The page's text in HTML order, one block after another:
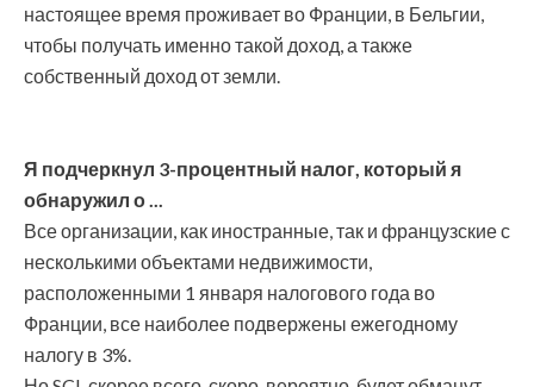
настоящее время проживает во Франции, в Бельгии,
чтобы получать именно такой доход, а также
собственный доход от земли.
Я подчеркнул 3-процентный налог, который я
обнаружил о ...
Все организации, как иностранные, так и французские с
несколькими объектами недвижимости,
расположенными 1 января налогового года во
Франции, все наиболее подвержены ежегодному
налогу в 3%.